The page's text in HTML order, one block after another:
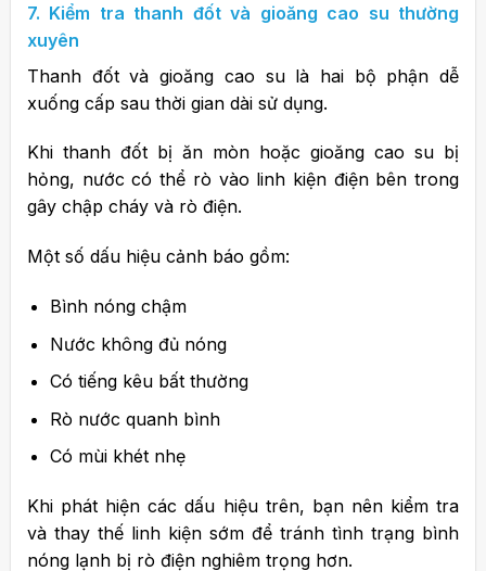
7. Kiểm tra thanh đốt và gioăng cao su thường
xuyên
Thanh đốt và gioăng cao su là hai bộ phận dễ
xuống cấp sau thời gian dài sử dụng.
Khi thanh đốt bị ăn mòn hoặc gioăng cao su bị
hỏng, nước có thể rò vào linh kiện điện bên trong
gây chập cháy và rò điện.
Một số dấu hiệu cảnh báo gồm:
Bình nóng chậm
Nước không đủ nóng
Có tiếng kêu bất thường
Rò nước quanh bình
Có mùi khét nhẹ
Khi phát hiện các dấu hiệu trên, bạn nên kiểm tra
và thay thế linh kiện sớm để tránh tình trạng bình
nóng lạnh bị rò điện nghiêm trọng hơn.